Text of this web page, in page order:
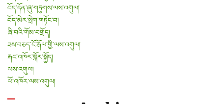
བོད་དོན་ཞུ་གཏུགས་ལས་འགུལ།
བོད་མེར་སྲེག་གཏོང་བ།
ཞི་བའི་གོམ་བགྲོད།
ཟས་བཅད་ངོ་རྒོལ་གྱི་ལས་འགུལ།
རྐང་འཁོར་སྐོར་སྐྱོད།
ལས་འགུལ།
ལོ་འཁོར་ལས་འགུལ།